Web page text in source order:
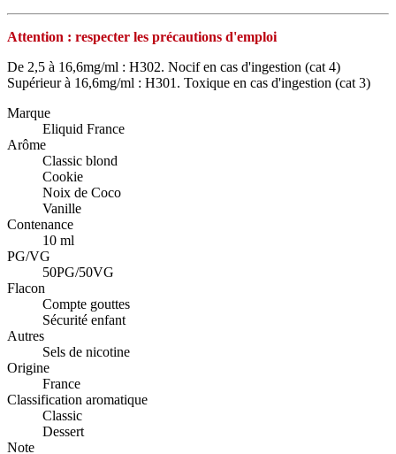
Attention : respecter les précautions d'emploi
De 2,5 à 16,6mg/ml : H302. Nocif en cas d'ingestion (cat 4)
Supérieur à 16,6mg/ml : H301. Toxique en cas d'ingestion (cat 3)
Marque
Eliquid France
Arôme
Classic blond
Cookie
Noix de Coco
Vanille
Contenance
10 ml
PG/VG
50PG/50VG
Flacon
Compte gouttes
Sécurité enfant
Autres
Sels de nicotine
Origine
France
Classification aromatique
Classic
Dessert
Note